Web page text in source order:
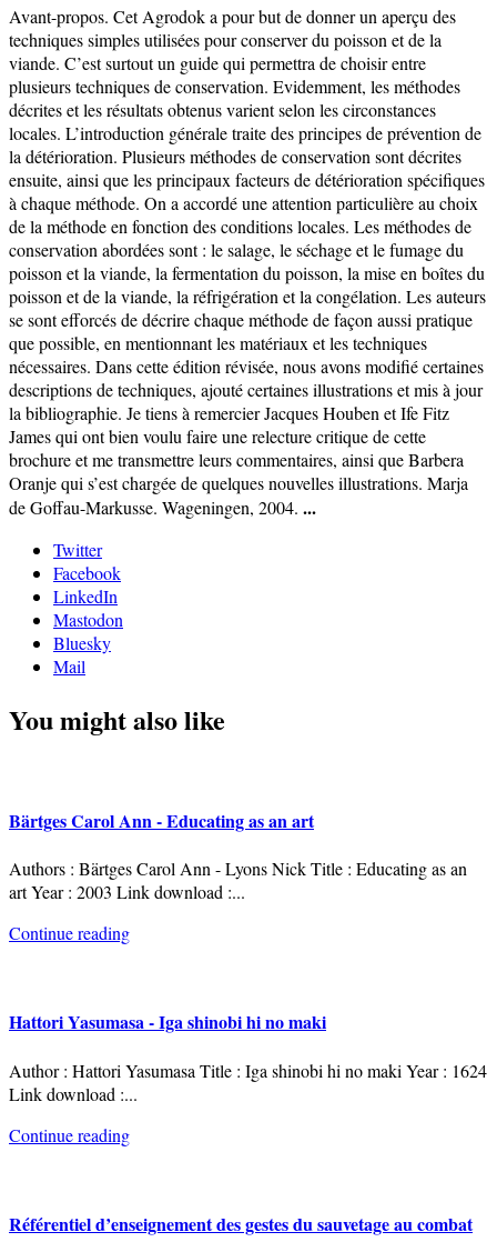
Avant-propos. Cet Agrodok a pour but de donner un aperçu des
techniques simples utilisées pour conserver du poisson et de la
viande. C’est surtout un guide qui permettra de choisir entre
plusieurs techniques de conservation. Evidemment, les méthodes
décrites et les résultats obtenus varient selon les circonstances
locales. L’introduction générale traite des principes de prévention de
la détérioration. Plusieurs méthodes de conservation sont décrites
ensuite, ainsi que les principaux facteurs de détérioration spécifiques
à chaque méthode. On a accordé une attention particulière au choix
de la méthode en fonction des conditions locales. Les méthodes de
conservation abordées sont : le salage, le séchage et le fumage du
poisson et la viande, la fermentation du poisson, la mise en boîtes du
poisson et de la viande, la réfrigération et la congélation. Les auteurs
se sont efforcés de décrire chaque méthode de façon aussi pratique
que possible, en mentionnant les matériaux et les techniques
nécessaires. Dans cette édition révisée, nous avons modifié certaines
descriptions de techniques, ajouté certaines illustrations et mis à jour
la bibliographie. Je tiens à remercier Jacques Houben et Ife Fitz
James qui ont bien voulu faire une relecture critique de cette
brochure et me transmettre leurs commentaires, ainsi que Barbera
Oranje qui s’est chargée de quelques nouvelles illustrations. Marja
de Goffau-Markusse. Wageningen, 2004. ...
Twitter
Facebook
LinkedIn
Mastodon
Bluesky
Mail
You might also like
Bärtges Carol Ann - Educating as an art
Authors : Bärtges Carol Ann - Lyons Nick Title : Educating as an
art Year : 2003 Link download :...
Continue reading
Hattori Yasumasa - Iga shinobi hi no maki
Author : Hattori Yasumasa Title : Iga shinobi hi no maki Year : 1624
Link download :...
Continue reading
Référentiel d’enseignement des gestes du sauvetage au combat